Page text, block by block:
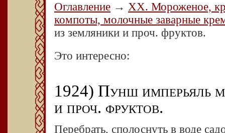
Оглавление → XX. Мороженое,
компоты, молочные заварные
из земляники и проч. фруктов.
Это интересно:
1924) Пунш имперьяль
и проч. фруктов.
Перебрать, сполоснуть в воде